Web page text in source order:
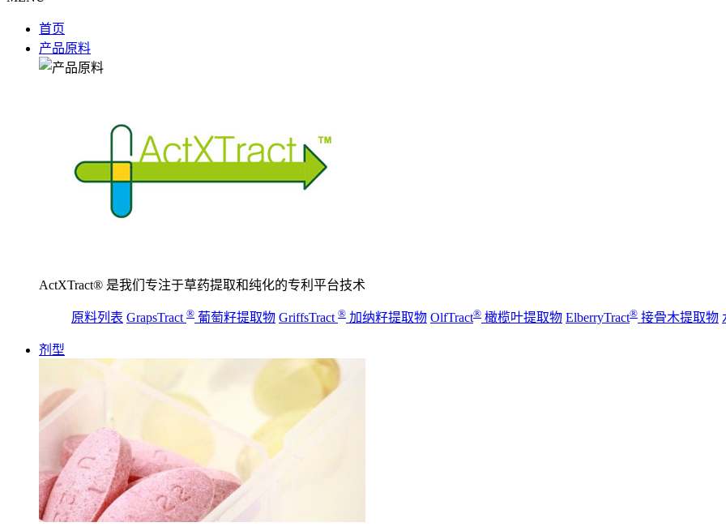
首页
产品原料
ActXTract® 是我们专注于草药提取和纯化的专利平台技术
原料列表 GrapsTract ® 葡萄籽提取物 GriffsTract ® 加纳籽提取物 OlfTract® 橄榄叶提取物 ElberryTract® 接骨木提取物
剂型